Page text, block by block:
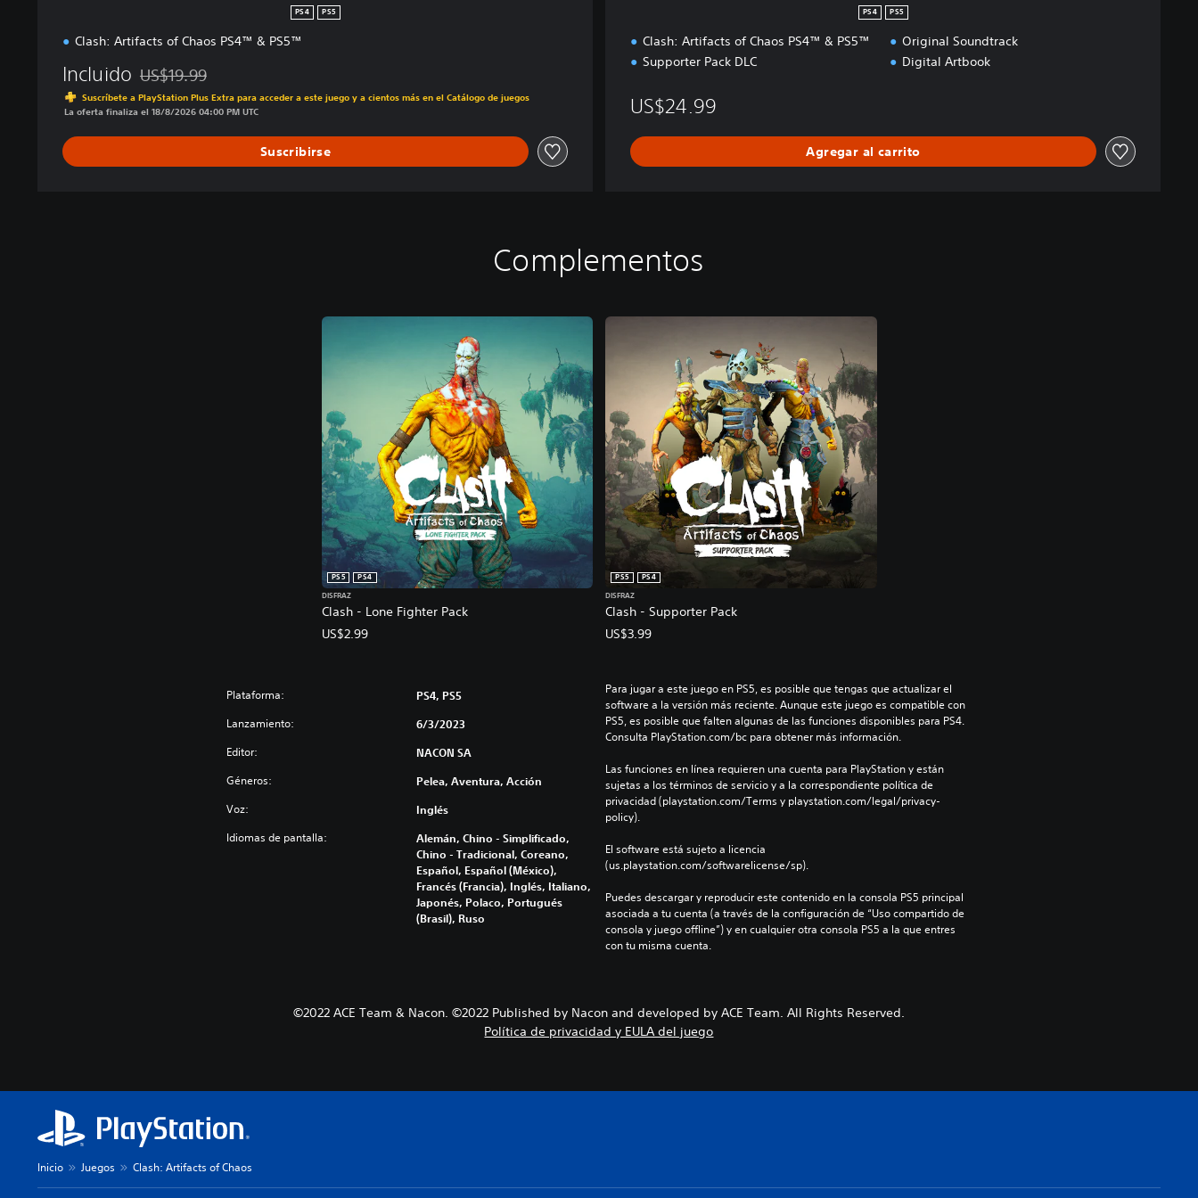
PS4 PS5
Clash: Artifacts of Chaos PS4™ & PS5™
Incluido Rebajado del precio original de US$19.99
US$19.99
Suscríbete a PlayStation Plus Extra para acceder a este juego y a cientos más en el Catálogo de juegos
La oferta finaliza el 18/8/2026 04:00 PM UTC
Suscribirse
PS4 PS5
Clash: Artifacts of Chaos PS4™ & PS5™
Supporter Pack DLC
Original Soundtrack
Digital Artbook
US$24.99
Agregar al carrito
Complementos
Clash - Lone Fighter Pack
PS5
PS4
DISFRAZ
US$2.99
Clash - Supporter Pack
PS5
PS4
DISFRAZ
US$3.99
Plataforma: PS4, PS5
Lanzamiento: 6/3/2023
Editor: NACON SA
Géneros: Pelea, Aventura, Acción
Voz: Inglés
Idiomas de pantalla:
Alemán, Chino - Simplificado,
Chino - Tradicional, Coreano,
Español, Español (México),
Francés (Francia), Inglés, Italiano,
Japonés, Polaco, Portugués
(Brasil), Ruso
Para jugar a este juego en PS5, es posible que tengas que actualizar el
software a la versión más reciente. Aunque este juego es compatible con
PS5, es posible que falten algunas de las funciones disponibles para PS4.
Consulta PlayStation.com/bc para obtener más información.
Las funciones en línea requieren una cuenta para PlayStation y están
sujetas a los términos de servicio y a la correspondiente política de
privacidad (playstation.com/Terms y playstation.com/legal/privacy-
policy).
El software está sujeto a licencia
(us.playstation.com/softwarelicense/sp).
Puedes descargar y reproducir este contenido en la consola PS5 principal
asociada a tu cuenta (a través de la configuración de “Uso compartido de
consola y juego offline”) y en cualquier otra consola PS5 a la que entres
con tu misma cuenta.
©2022 ACE Team & Nacon. ©2022 Published by Nacon and developed by ACE Team. All Rights Reserved.
Política de privacidad y EULA del juego
Inicio Juegos Clash: Artifacts of Chaos